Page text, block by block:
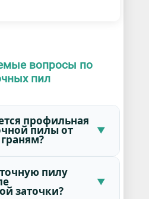
вопросы по
пил
профильная
пилы от
пилу
заточки?